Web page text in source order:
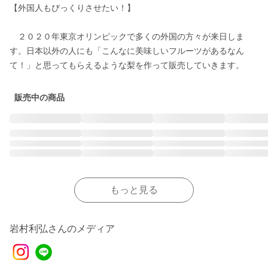
【外国人もびっくりさせたい！】
２０２０年東京オリンピックで多くの外国の方々が来日しま
す。日本以外の人にも「こんなに美味しいフルーツがあるなん
て！」と思ってもらえるような梨を作って販売していきます。
販売中の商品
もっと見る
岩村利弘さんのメディア